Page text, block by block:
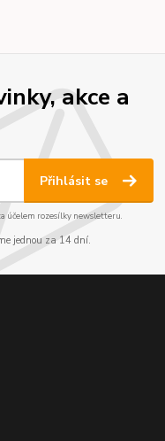
akce a
Přihlásit se
účelem rozesílky newsletteru.
jednou za 14 dní.